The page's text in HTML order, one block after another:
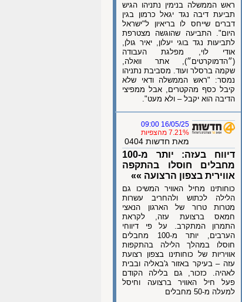
ראש הממשלה בנימין נתניהו הגיש
תביעת דיבה נגד יגאל כרמון בגין
דברים שייחס לו בריאיון ל"ישראל
היום". התביעה שהוגשה מצטרפת
לתביעות נגד בוגי יעלון, יאיר גולן,
אודי לוי, מפלגת העבודה
(״הדמוקרטים״), אתר וואלה,
שקמה ברסלר ועוד. מסביבת נתניהו
נמסר: "ראש הממשלה ודאי שלא
קיבל כסף מהקטרים, אבל ממפיצי
הדיבה הוא יקבל – ולא מעט".
16/05/25 09:00
7.21% מהצפיות
מאת חדשות 0404
דיווח בעזה: יותר מ-100
מחבלים חוסלו בהתקפה
אווירית בצפון הרצועה »»
כוחותינו מחיל האוויר המשיכו גם
הלילה לכתוש ולהחריב עשרות
מטרות טרור של הארגון הנאצי
חמאס ברצועת עזה, לקראת
התמרון המתקרב. על פי דיווחי
הערבים, יותר מ-100 מחבלים
חוסלו במהלך הלילה בהתקפות
אוויריות של כוחותינו בצפון רצועת
עזה – בעיקר באזור ג'באליה ובבית
לאהיה. כזכור, גם בלילה הקודם
פעל חיל האוויר ברצועה וחיסל
למעלה מ-50 מחבלים